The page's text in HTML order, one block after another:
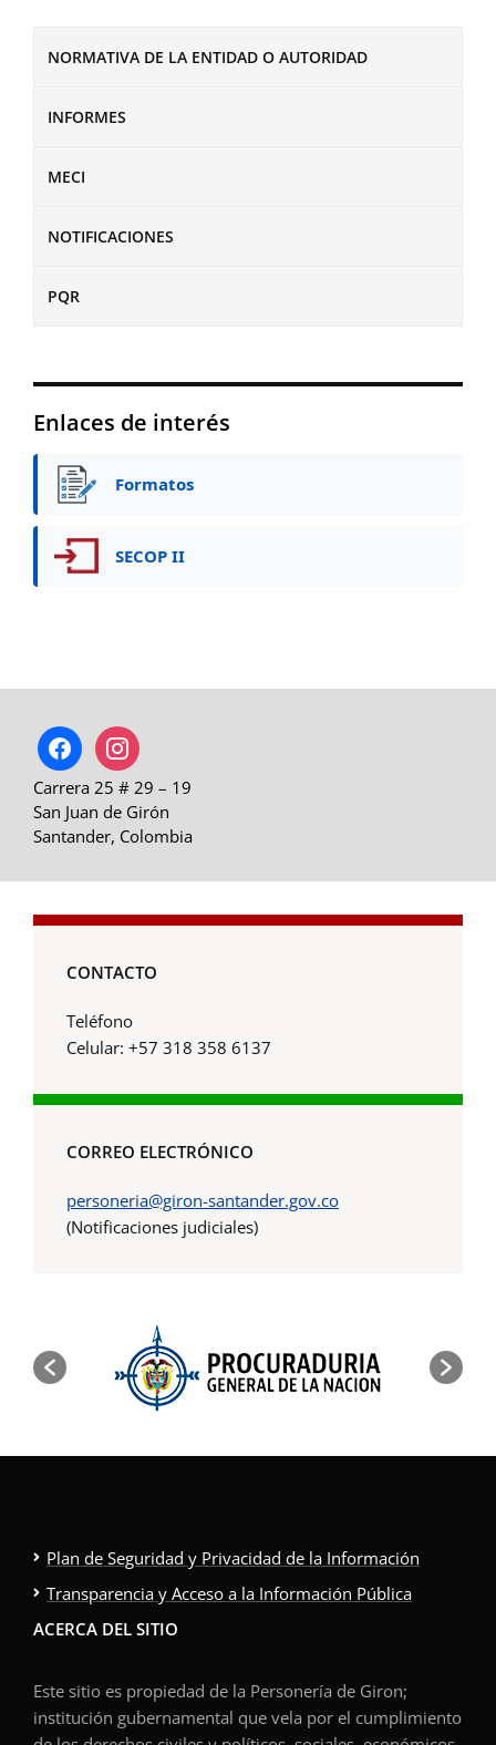
NORMATIVA DE LA ENTIDAD O AUTORIDAD
INFORMES
MECI
NOTIFICACIONES
PQR
Enlaces de interés
Formatos
SECOP II
facebookinstagram
Carrera 25 # 29 – 19
San Juan de Girón
Santander, Colombia
CONTACTO
Teléfono
Celular: +57 318 358 6137
CORREO ELECTRÓNICO
personeria@giron-santander.gov.co
(Notificaciones judiciales)
Plan de Seguridad y Privacidad de la Información
Transparencia y Acceso a la Información Pública
ACERCA DEL SITIO
Este sitio es propiedad de la Personería de Giron;
institución gubernamental que vela por el cumplimiento